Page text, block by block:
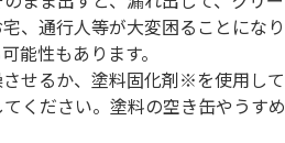
、通行人等が大変困ることになり
能性もあります。
せるか、塗料固化剤※を使用して
ください。塗料の空き缶やうすめ